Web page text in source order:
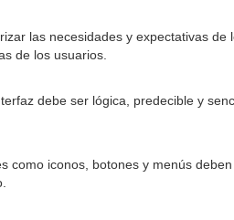
las necesidades y expectativas
de los usuarios.
debe ser lógica, predecible y
como iconos, botones y menús